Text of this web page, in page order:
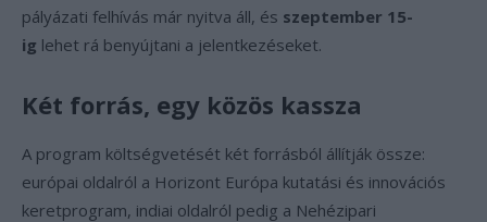
pályázati felhívás már nyitva áll, és szeptember 15-
ig lehet rá benyújtani a jelentkezéseket.
Két forrás, egy közös kassza
A program költségvetését két forrásból állítják össze:
európai oldalról a Horizont Európa kutatási és innovációs
keretprogram, indiai oldalról pedig a Nehézipari